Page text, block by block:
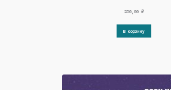
250,00 ₽
В корзину